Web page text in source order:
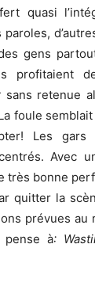
quasi
gens
profitaient
sans retenue
foule
Les
Avec
très bonne
quitter la
prévues au
pense à: